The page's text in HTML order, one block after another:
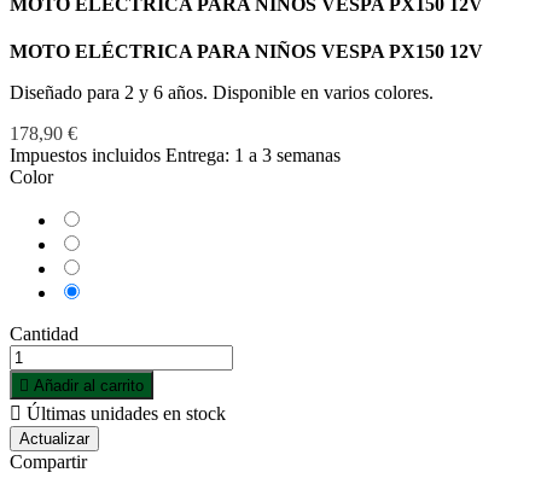
MOTO ELÉCTRICA PARA NIÑOS VESPA PX150 12V
MOTO ELÉCTRICA PARA NIÑOS VESPA PX150 12V
Diseñado para 2 y 6 años. Disponible en varios colores.
178,90 €
Impuestos incluidos Entrega: 1 a 3 semanas
Color
Cantidad
 Añadir al carrito
 Últimas unidades en stock
Compartir